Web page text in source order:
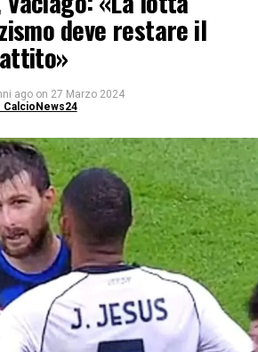
deve restare il
ago on 27 Marzo 2024
CalcioNews24